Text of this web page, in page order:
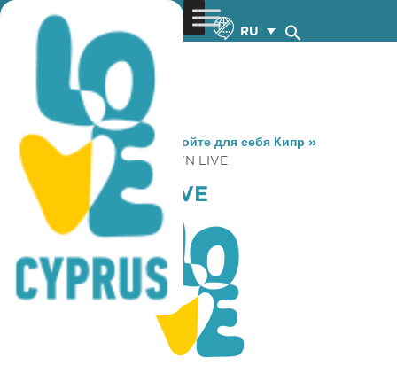
RU
You are here: Home »Откройте для себя Кипр »
Gastronomy
» DOWN TOWN LIVE
DOWN TOWN LIVE